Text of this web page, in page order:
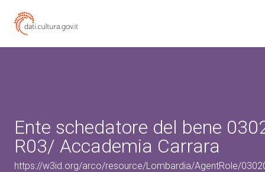
Ente schedatore del bene
R03/ Accademia Carrara
https://w3id.org/arco/resource/Lombardia/AgentRole/